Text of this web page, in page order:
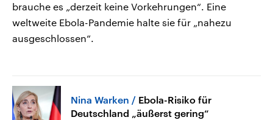
brauche es „derzeit keine Vorkehrungen“. Eine
weltweite Ebola-Pandemie halte sie für „nahezu
ausgeschlossen“.
Nina Warken
Ebola-Risiko für
Deutschland „äußerst gering“